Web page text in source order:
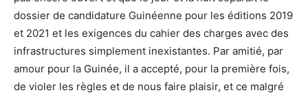
dossier de candidature Guinéenne pour les éditions 2019
et 2021 et les exigences du cahier des charges avec des
infrastructures simplement inexistantes. Par amitié, par
amour pour la Guinée, il a accepté, pour la première fois,
de violer les règles et de nous faire plaisir, et ce malgré